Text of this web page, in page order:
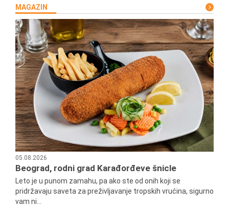
MAGAZIN
05.08.2026
Beograd, rodni grad Karađorđeve šnicle
Leto je u punom zamahu, pa ako ste od onih koji se
pridržavaju saveta za preživljavanje tropskih vrućina, sigurno
vam ni...